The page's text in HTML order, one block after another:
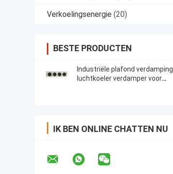
Verkoelingsenergie (20)
BESTE PRODUCTEN
Industriële plafond verdamping
luchtkoeler verdamper voor
IK BEN ONLINE CHATTEN NU